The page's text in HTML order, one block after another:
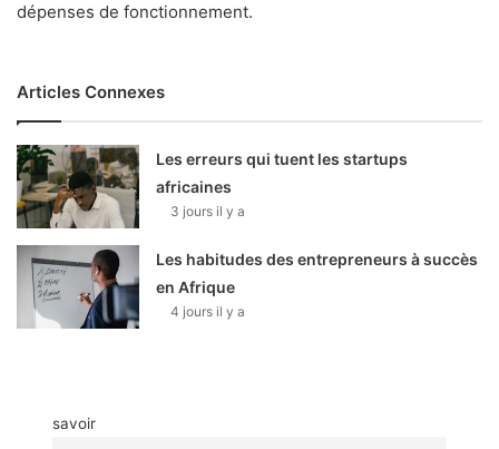
dépenses de fonctionnement.
Articles Connexes
Les erreurs qui tuent les startups
africaines
3 jours il y a
Les habitudes des entrepreneurs à succès
en Afrique
4 jours il y a
savoir